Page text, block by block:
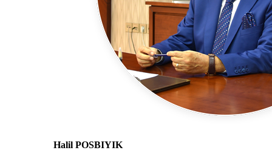
Halil POSBIYIK